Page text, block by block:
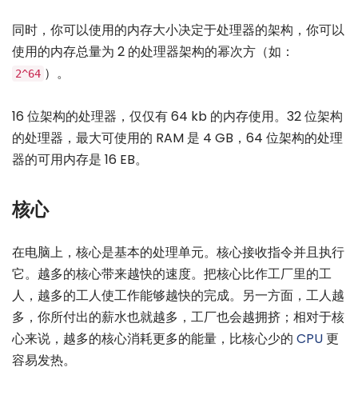
同时，你可以使用的内存大小决定于处理器的架构，你可以
使用的内存总量为 2 的处理器架构的幂次方（如：
2^64 ）。
16 位架构的处理器，仅仅有 64 kb 的内存使用。32 位架构
的处理器，最大可使用的 RAM 是 4 GB，64 位架构的处理
器的可用内存是 16 EB。
核心
在电脑上，核心是基本的处理单元。核心接收指令并且执行
它。越多的核心带来越快的速度。把核心比作工厂里的工
人，越多的工人使工作能够越快的完成。另一方面，工人越
多，你所付出的薪水也就越多，工厂也会越拥挤；相对于核
心来说，越多的核心消耗更多的能量，比核心少的 CPU更
容易发热。